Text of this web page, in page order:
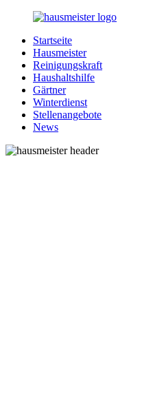
Zurück
Inhalt
Hausmeister.de
Alles
rund
Ihren
Haushalt
Startseite
Hausmeister
Reinigungskraft
Haushaltshilfe
Gärtner
Winterdienst
Stellenangebote
News